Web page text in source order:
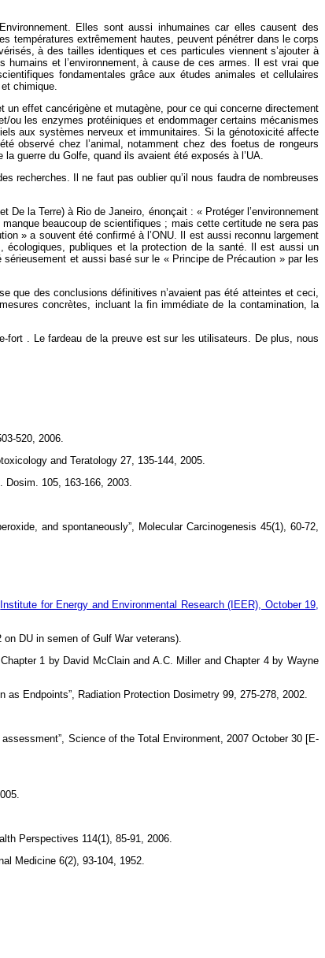
Elles sont aussi inhumaines car elles causent des
températures extrêmement hautes, peuvent pénétrer dans le corps
à des tailles identiques et ces particules viennent s’ajouter à
humains et l’environnement, à cause de ces armes. Il est vrai que
fondamentales grâce aux études animales et cellulaires
chimique.
effet cancérigène et mutagène, pour ce qui concerne directement
ou les enzymes protéiniques et endommager certains mécanismes
aux systèmes nerveux et immunitaires. Si la génotoxicité affecte
observé chez l’animal, notamment chez des foetus de rongeurs
guerre du Golfe, quand ils avaient été exposés à l’UA.
recherches. Il ne faut pas oublier qu’il nous faudra de nombreuses
De la Terre) à Rio de Janeiro, énonçait : « Protéger l’environnement
beaucoup de scientifiques ; mais cette certitude ne sera pas
» a souvent été confirmé à l’ONU. Il est aussi reconnu largement
écologiques, publiques et la protection de la santé. Il est aussi un
et aussi basé sur le « Principe de Précaution » par les
que des conclusions définitives n’avaient pas été atteintes et ceci,
concrètes, incluant la fin immédiate de la contamination, la
fort . Le fardeau de la preuve est sur les utilisateurs. De plus, nous
520, 2006.
and Teratology 27, 135-144, 2005.
105, 163-166, 2003.
and spontaneously”, Molecular Carcinogenesis 45(1), 60-72,
Institute for Energy and Environmental Research (IEER), October 19,
DU in semen of Gulf War veterans).
1 by David McClain and A.C. Miller and Chapter 4 by Wayne
Endpoints”, Radiation Protection Dosimetry 99, 275-278, 2002.
Science of the Total Environment, 2007 October 30 [E-
Perspectives 114(1), 85-91, 2006.
Medicine 6(2), 93-104, 1952.